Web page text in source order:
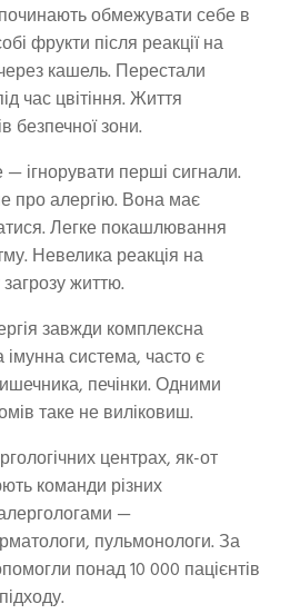
обмежувати себе в
фрукти після реакції на
кашель. Перестали
час цвітіння. Життя
безпечної зони.
ігнорувати перші сигнали.
про алергію. Вона має
Легке покашлювання
Невелика реакція на
життю.
завжди комплексна
система, часто є
печінки. Одними
таке не виліковиш.
центрах, як-от
команди різних
—
пульмонологи. За
понад 10 000 пацієнтів